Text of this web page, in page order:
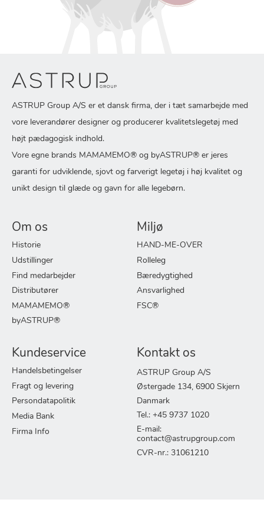
ASTRUP Group A/S er et dansk firma, der i tæt samarbejde med
vore leverandører designer og producerer kvalitetslegetøj med
højt pædagogisk indhold.
Vore egne brands MAMAMEMO® og byASTRUP® er jeres
garanti for udviklende, sjovt og farverigt legetøj i høj kvalitet og
unikt design til glæde og gavn for alle legebørn.
Om os
Historie
Udstillinger
Find medarbejder
Distributører
MAMAMEMO®
byASTRUP®
Miljø
HAND-ME-OVER
Rolleleg
Bæredygtighed
Ansvarlighed
FSC®
Kundeservice
Handelsbetingelser
Fragt og levering
Persondatapolitik
Media Bank
Firma Info
Kontakt os
ASTRUP Group A/S
Østergade 134, 6900 Skjern
Danmark
Tel.: +45 9737 1020
E-mail:
contact@astrupgroup.com
CVR-nr.: 31061210